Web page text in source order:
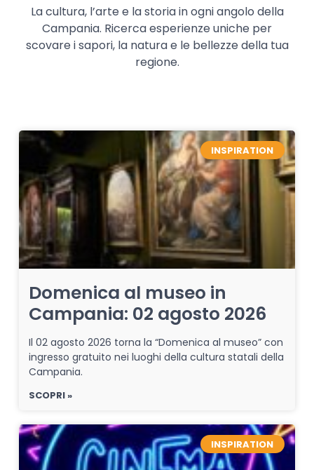
La cultura, l’arte e la storia in ogni angolo della
Campania. Ricerca esperienze uniche per
scovare i sapori, la natura e le bellezze della tua
regione.
INSPIRATION
Domenica al museo in
Campania: 02 agosto 2026
Il 02 agosto 2026 torna la “Domenica al museo” con
ingresso gratuito nei luoghi della cultura statali della
Campania.
SCOPRI »
INSPIRATION